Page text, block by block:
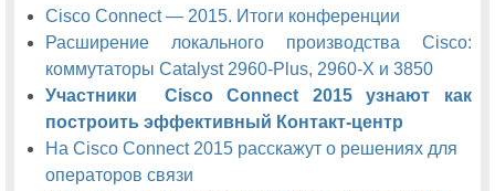
Cisco Connect 2013
Для участников московской Cisco Connect будет организована
выставка инновационных технологий
Московская Cisco Connect: завтра начинается здесь
онлайн
Cisco Connect — 2015. Итоги конференции
Расширение локального производства Cisco:
коммутаторы Catalyst 2960-Plus, 2960-X и 3850
Участники Cisco Connect 2015 узнают как
построить эффективный Контакт-центр
На Cisco Connect 2015 расскажут о решениях для
операторов связи